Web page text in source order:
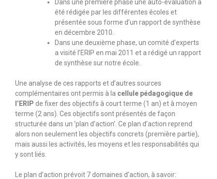
Dans une première phase une auto-évaluation a
été rédigée par les différentes écoles et
présentée sous forme d’un rapport de synthèse
en décembre 2010.
Dans une deuxième phase, un comité d’experts
a visité l’ERIP en mai 2011 et a rédigé un rapport
de synthèse sur notre école.
Une analyse de ces rapports et d’autres sources
complémentaires ont permis à la cellule pédagogique de
l’ERIP de fixer des objectifs à court terme (1 an) et à moyen
terme (2 ans). Ces objectifs sont présentés de façon
structurée dans un ‘plan d’action’. Ce plan d’action reprend
alors non seulement les objectifs concrets (première partie),
mais aussi les activités, les moyens et les responsabilités qui
y sont liés.
Le plan d’action prévoit 7 domaines d’action, à savoir: